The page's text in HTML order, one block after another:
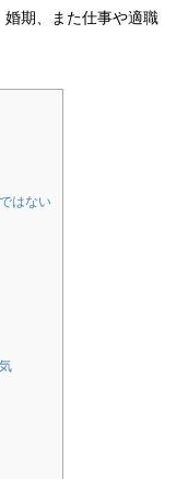
期、また仕事や適職
はない